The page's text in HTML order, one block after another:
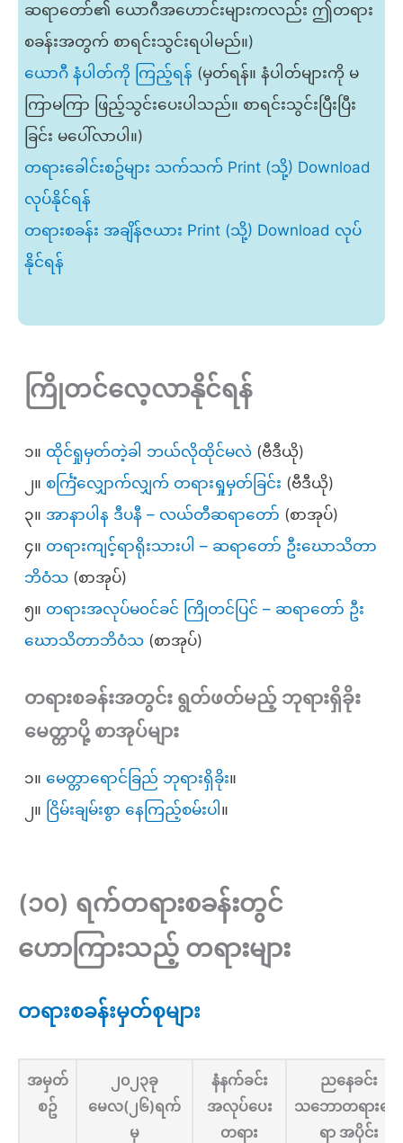
ဆရာတော်၏ ယောဂီအဟောင်းများကလည်း ဤတရား
စခန်းအတွက် စာရင်းသွင်းရပါမည်။)
ယောဂီ နံပါတ်ကို ကြည့်ရန် (မှတ်ရန်။ နံပါတ်များကို မ
ကြာမကြာ ဖြည့်သွင်းပေးပါသည်။ စာရင်းသွင်းပြီးပြီး
ခြင်း မပေါ်လာပါ။)
တရားခေါင်းစဥ်များ သက်သက် Print (သို့) Download
လုပ်နိုင်ရန်
တရားစခန်း အချိန်ဇယား Print (သို့) Download လုပ်
နိုင်ရန်
ကြိုတင်လေ့လာနိုင်ရန်
၁။ ထိုင်ရှုမှတ်တဲ့ခါ ဘယ်လိုထိုင်မလဲ (ဗီဒီယို)
၂။ စင်္ကြံလျှောက်လျှက် တရားရှုမှတ်ခြင်း (ဗီဒီယို)
၃။ အာနာပါန ဒီပနီ – လယ်တီဆရာတော် (စာအုပ်)
၄။ တရားကျင့်ရာရိုးသားပါ – ဆရာတော် ဦးဃောသိတာ
ဘိဝံသ (စာအုပ်)
၅။ တရားအလုပ်မ၀င်ခင် ကြိုတင်ပြင် – ဆရာတော် ဦး
ဃောသိတာဘိဝံသ (စာအုပ်)
တရားစခန်းအတွင်း ရွတ်ဖတ်မည့် ဘုရားရှိခိုး
မေတ္တာပို့ စာအုပ်များ
၁။ မေတ္တာရောင်ခြည် ဘုရားရှိခိုး။
၂။ ငြိမ်းချမ်းစွာ နေကြည့်စမ်းပါ ။
(၁၀) ရက်တရားစခန်းတွင်
ဟောကြားသည့် တရားများ
တရားစခန်းမှတ်စုများ
အမှတ်
စဥ်
၂၀၂၃ခု
မေလ(၂၆)ရက်
မှ
နံနက်ခင်း
အလုပ်ပေး
တရား
ညနေခင်း
သဘောတရားရေး
ရာ အပိုင်း